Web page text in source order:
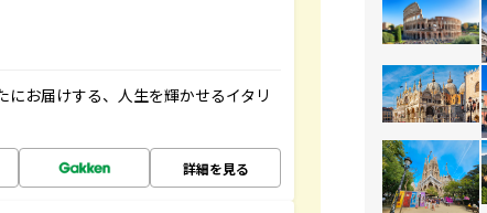
お届けする、人生を輝かせるイタリ
詳細を見る